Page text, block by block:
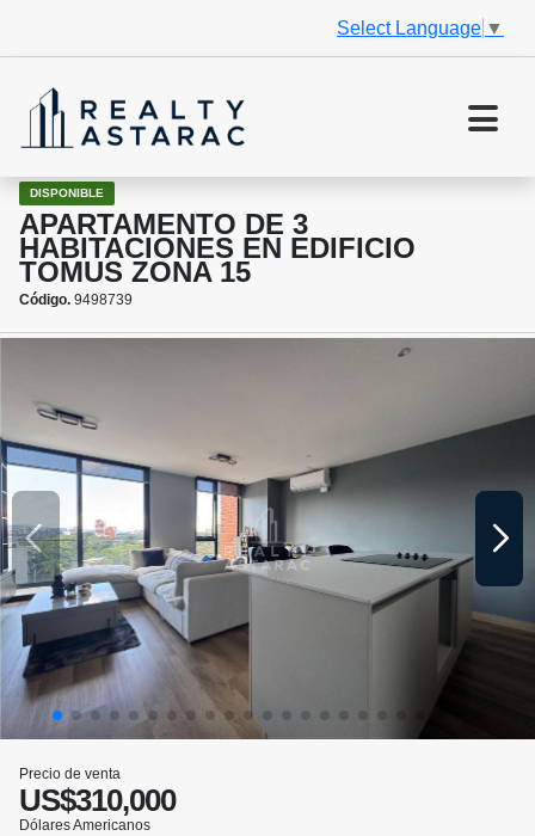
Select Language ▼
DISPONIBLE
APARTAMENTO DE 3
HABITACIONES EN EDIFICIO
TOMUS ZONA 15
Código. 9498739
Precio de venta
US$310,000
Dólares Americanos